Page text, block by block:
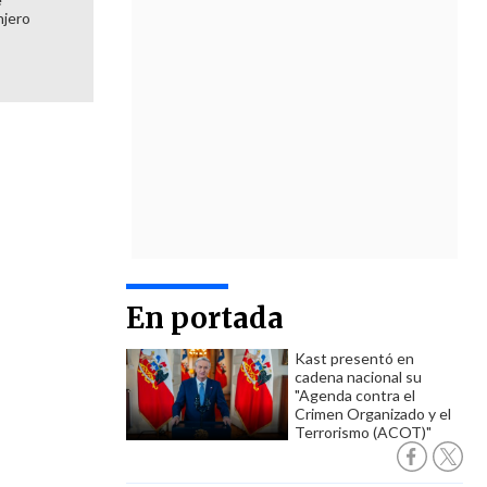
En portada
Kast presentó en
cadena nacional su
"Agenda contra el
Crimen Organizado y el
Terrorismo (ACOT)"